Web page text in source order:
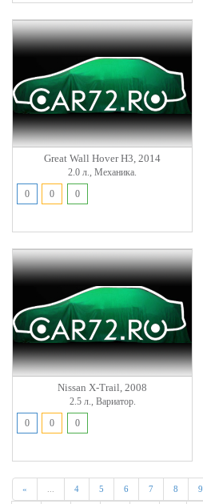
Great Wall Hover H3, 2014
2.0 л., Механика.
0
0 0
Nissan X-Trail, 2008
2.5 л., Вариатор.
0
0 0
« 4 5 6 7 8 9